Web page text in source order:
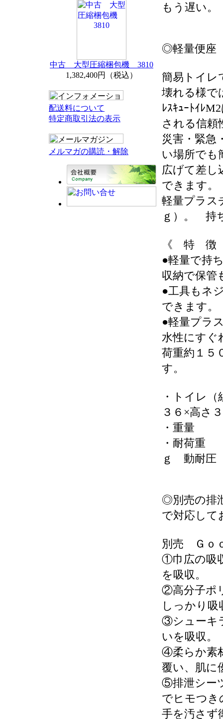
中古 大型圧縮梱包機 3810
1,382,400円（税込）
配送料について
特定商取引法の表示
メルマガの購読・解除
もう遅い。
◎軽量便座
簡易トイレ
壊れる様で
ﾚｽｷｭｰﾄｲﾚ
される信頼
災害・緊急
い場所でも
広げて差し
できます。
軽量プラス
ｇ）。 持
《 特 徴
●軽量で持
収納で保管
●工具もネ
できます。
●軽量プラ
水性にすぐ
荷重約１５
す。
・トイレ
３６×高さ
・重
・耐
ｇ 動耐圧
◎別売の排
で対応して
別売 Ｇｏ
①巾広の吸
を吸収。
②高分子ポ
しっかり吸
③シューキ
いを吸収。
④柔らか素
覆い、肌に
⑤排泄シー
でヒモつき
手を汚さず